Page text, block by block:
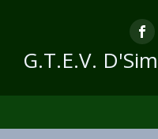
G.T.E.V.